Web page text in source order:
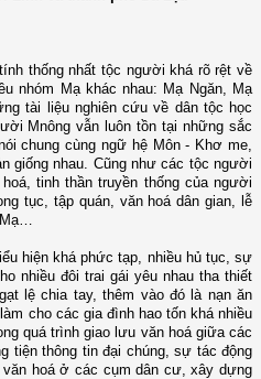
thống nhất tộc người khá rõ rệt về
nhóm Mạ khác nhau: Mạ Ngăn, Mạ
tài liệu nghiên cứu về dân tộc học
Mnông vẫn luôn tồn tại những sắc
chung cùng ngữ hệ Môn - Khơ me,
giống nhau. Cũng như các tộc người
tinh thần truyền thống của người
tục, tập quán, văn hoá dân gian, lễ
hiện khá phức tạp, nhiều hủ tục, sự
nhiều đôi trai gái yêu nhau tha thiết
lệ chia tay, thêm vào đó là nạn ăn
cho các gia đình hao tốn khá nhiều
quá trình giao lưu văn hoá giữa các
tiện thông tin đại chúng, sự tác động
hoá ở các cụm dân cư, xây dựng